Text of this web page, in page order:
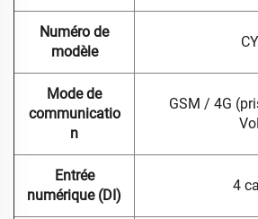
Numéro de
modèle
Mode de
communicatio
n
GSM / 4G
Entrée
numérique (DI)
4